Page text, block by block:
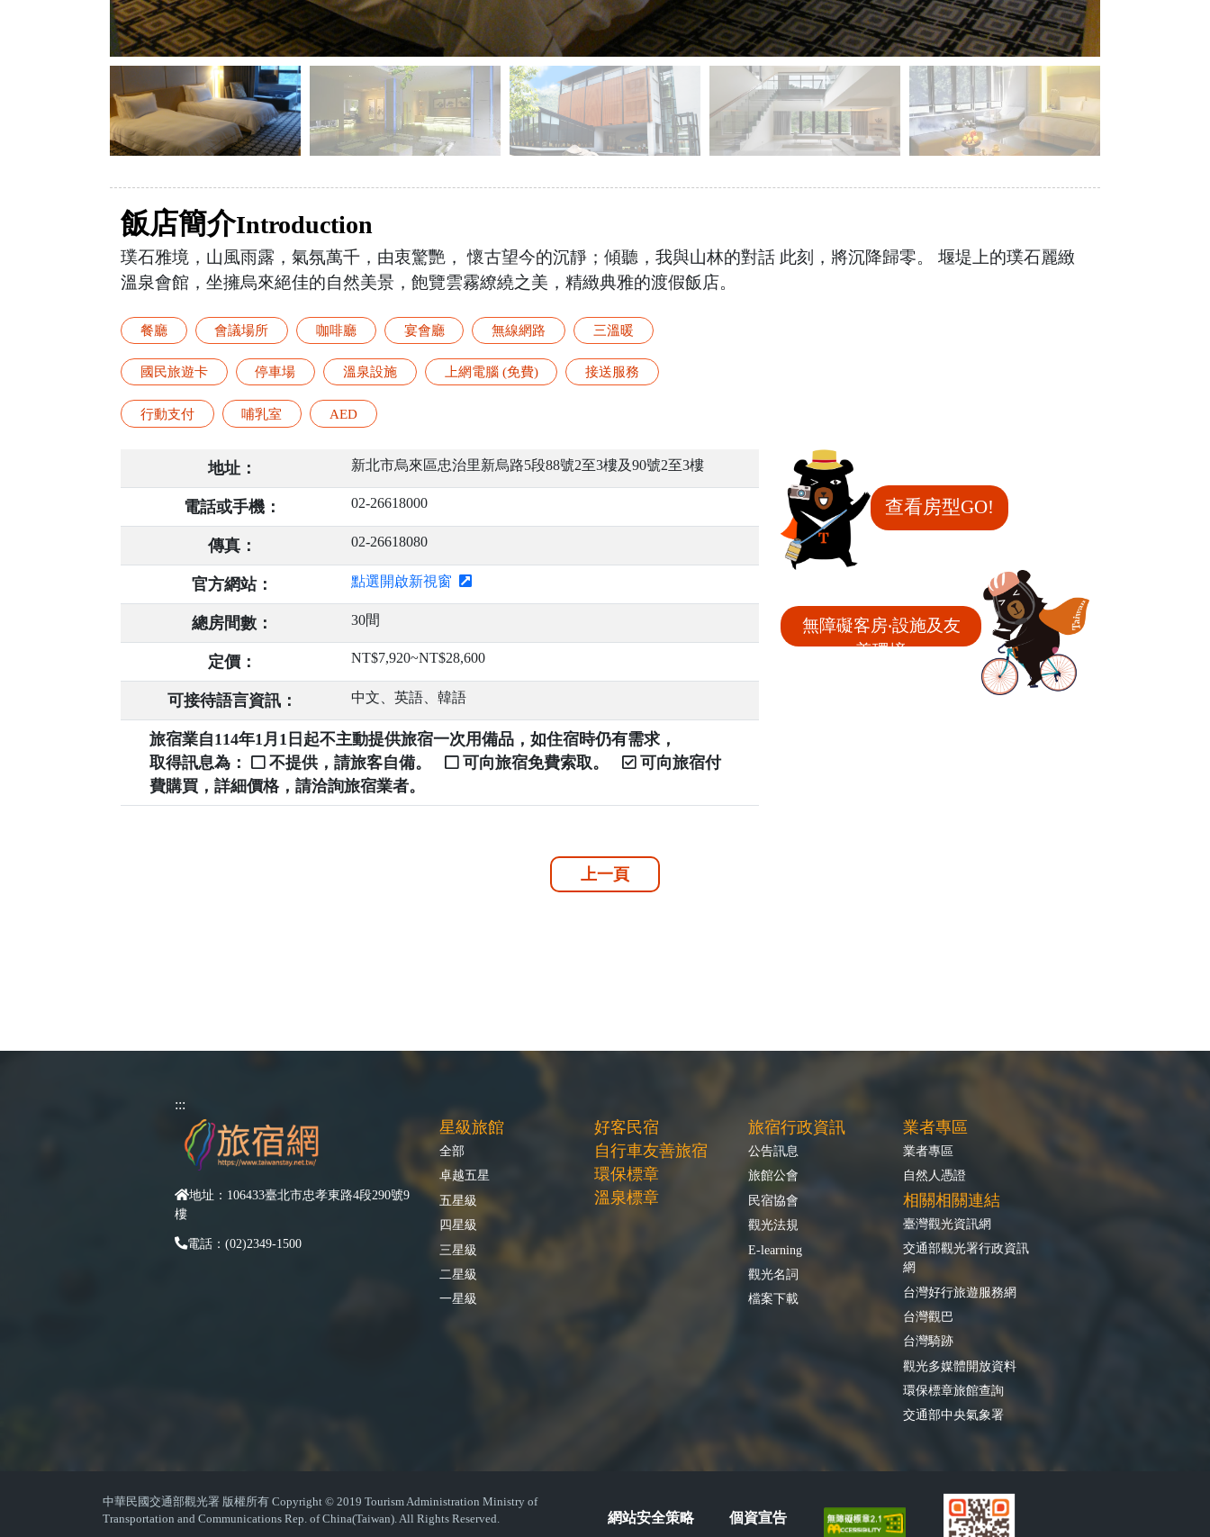
飯店簡介Introduction
璞石雅境，山風雨露，氣氛萬千，由衷驚艷， 懷古望今的沉靜；傾聽，我與山林的對話 此刻，將沉降歸零。 堰堤上的璞石麗緻
溫泉會館，坐擁烏來絕佳的自然美景，飽覽雲霧繚繞之美，精緻典雅的渡假飯店。
餐廳 會議場所 咖啡廳 宴會廳 無線網路 三溫暖
國民旅遊卡 停車場 溫泉設施 上網電腦 (免費) 接送服務
行動支付 哺乳室 AED
地址： 新北市烏來區忠治里新烏路5段88號2至3樓及90號2至3樓
電話或手機： 02-26618000
傳真： 02-26618080
官方網站： 點選開啟新視窗
總房間數： 30間
定價： NT$7,920~NT$28,600
可接待語言資訊： 中文、英語、韓語
旅宿業自114年1月1日起不主動提供旅宿一次用備品，如住宿時仍有需求，
取得訊息為：
不提供，請旅客自備。 可向旅宿免費索取。
可向旅宿付
費購買，詳細價格，請洽詢旅宿業者。
查看房型GO!
無障礙客房‧設施及友
善環境
上一頁
:::
地址：106433臺北市忠孝東路4段290號9
樓
電話：(02)2349-1500
星級旅館
全部
卓越五星
五星級
四星級
三星級
二星級
一星級
好客民宿
自行車友善旅宿
環保標章
溫泉標章
旅宿行政資訊
公告訊息
旅館公會
民宿協會
觀光法規
E-learning
觀光名詞
檔案下載
業者專區
業者專區
自然人憑證
相關相關連結
臺灣觀光資訊網
交通部觀光署行政資訊
網
台灣好行旅遊服務網
台灣觀巴
台灣騎跡
觀光多媒體開放資料
環保標章旅館查詢
交通部中央氣象署
中華民國交通部觀光署 版權所有 Copyright © 2019 Tourism Administration Ministry of
Transportation and Communications Rep. of China(Taiwan). All Rights Reserved.
網站安全策略 個資宣告